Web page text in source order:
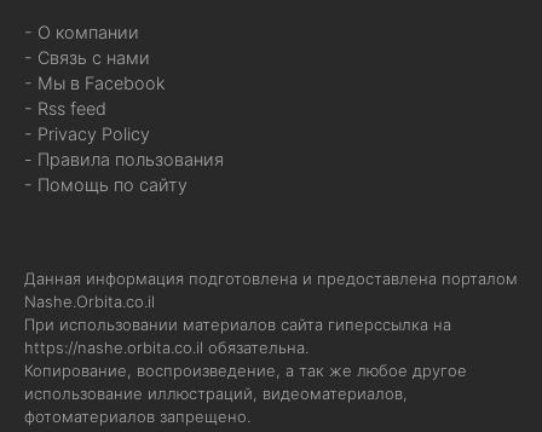
- О компании
- Связь с нами
- Мы в Facebook
- Rss feed
- Privacy Policy
- Правила пользования
- Помощь по сайту
Данная информация подготовлена и предоставлена порталом
Nashe.Orbita.co.il
При использовании материалов сайта гиперссылка на
https://nashe.orbita.co.il обязательна.
Копирование, воспроизведение, а так же любое другое
использование иллюстраций, видеоматериалов,
фотоматериалов запрещено.